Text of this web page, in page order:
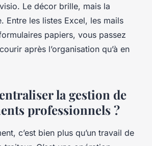
Le décor brille, mais la
Entre les listes Excel, les mails
papiers, vous passez
après l’organisation qu’à en
la gestion de
professionnels ?
c’est bien plus qu’un travail de